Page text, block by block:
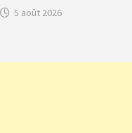
5 août 2026